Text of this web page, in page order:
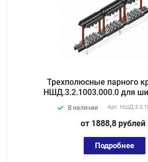
Трехполюсные парного
НШД.3.2.1003.000.0 для
В наличии Арт.
от 1888,8 рублей
Подробнее